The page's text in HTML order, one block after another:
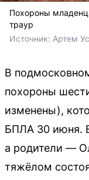
Похороны
траур
Источник: Артем
В
похороны
изменены),
БПЛА 30 июня.
а родители —
тяжёлом